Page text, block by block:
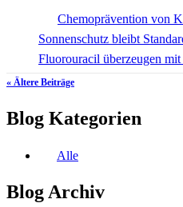
Chemoprävention von
Sonnenschutz bleibt
Fluorouracil überzeugen
« Ältere Beiträge
Blog Kategorien
Alle
Blog Archiv